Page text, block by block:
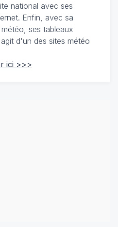
national avec ses
Enfin, avec sa
ses tableaux
d'un des sites météo
ici >>>